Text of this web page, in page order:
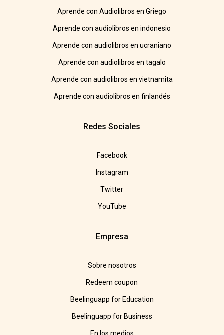
Aprende con Audiolibros en Griego
Aprende con audiolibros en indonesio
Aprende con audiolibros en ucraniano
Aprende con audiolibros en tagalo
Aprende con audiolibros en vietnamita
Aprende con audiolibros en finlandés
Redes Sociales
Facebook
Instagram
Twitter
YouTube
Empresa
Sobre nosotros
Redeem coupon
Beelinguapp for Education
Beelinguapp for Business